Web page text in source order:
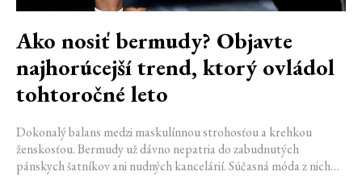
Ako nosiť bermudy? Objavte
najhorúcejší trend, ktorý ovládol
tohtoročné leto
Dokonalý balans medzi maskulínnou strohosťou a krehkou
ženskosťou. Bermudy už dávno nepatria do zabudnutých
pánskych šatníkov ani nudných kancelárií. Súčasná móda z nich